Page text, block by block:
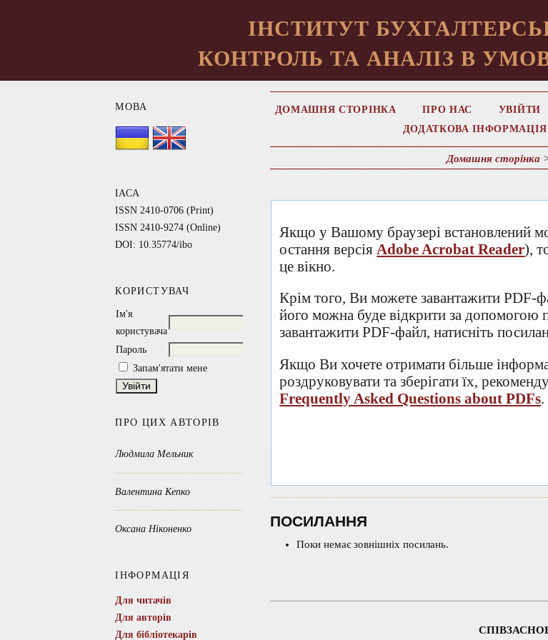
ІНСТИТУТ
КОНТРОЛЬ ТА АНАЛІЗ В
МОВА
IACA
ISSN 2410-0706 (Print)
ISSN 2410-9274 (Online)
DOI: 10.35774/ibo
КОРИСТУВАЧ
Ім'я
користувача
Пароль
Запам'ятати мене
ПРО ЦИХ АВТОРІВ
Людмила Мельник
Валентина Кепко
Оксана Ніконенко
ІНФОРМАЦІЯ
Для читачів
Для авторів
Для бібліотекарів
ДОМАШНЯ СТОРІНКА ПРО НАС УВІЙТИ
ДОДАТКОВА ІНФОРМАЦІЯ
Домашня сторінка
Якщо у Вашому браузері встановлений
остання версія Adobe Acrobat Reader),
це вікно.
Крім того, Ви можете завантажити PDF-
його можна буде відкрити за
завантажити PDF-файл, натисніть
Якщо Ви хочете отримати більше
роздруковувати та зберігати їх,
Frequently Asked Questions about PDFs.
ПОСИЛАННЯ
Поки немає зовнішніх посилань.